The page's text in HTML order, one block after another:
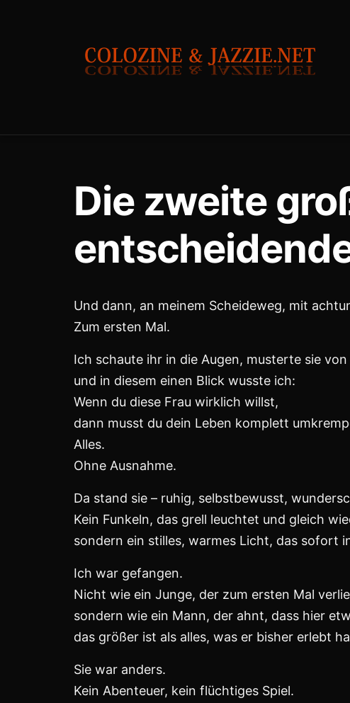
Diese tat es.
Ich wusste:
Eine Richtung.
Sie kam nicht laut in mein Leben. Kein Knall,
und plötzlich merkst du, wie stickig es vorher
Und das tat sie.
Nicht durch Forderungen, nicht durch große
sondern durch ihr Dasein.
Sie hatte eine Ruhe, die mich erdete.
Einen Blick, der mich durchdrang,
Mit ihr lernte ich, was Nähe bedeutet.
Nicht nur körperlich, sondern in Gedanken, in
und gleichzeitig mich selbst.
Wir bauten etwas auf, Stück für Stück,
so, wie man ein Haus baut,
Es war nicht immer leicht.
Ich musste mich verändern – und das tat weh.